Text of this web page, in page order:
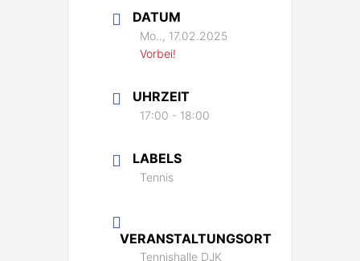
DATUM
Mo.., 17.02.2025
Vorbei!
UHRZEIT
17:00 - 18:00
LABELS
Tennis
VERANSTALTUNGSORT
Tennishalle DJK